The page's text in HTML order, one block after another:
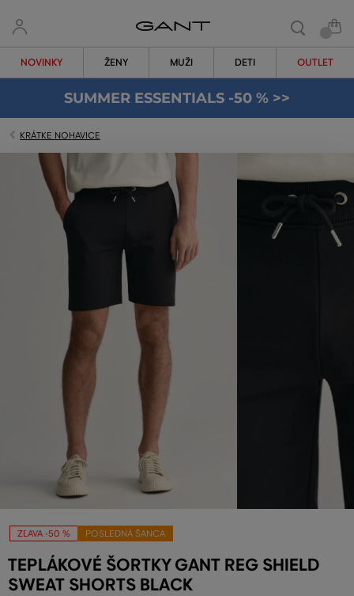
NOVINKY ŽENY MUŽI DETI OUTLET
SUMMER ESSENTIALS -50 % >>
KRÁTKE NOHAVICE
ZĽAVA -50 % POSLEDNÁ ŠANCA
TEPLÁKOVÉ ŠORTKY GANT REG SHIELD
SWEAT SHORTS BLACK